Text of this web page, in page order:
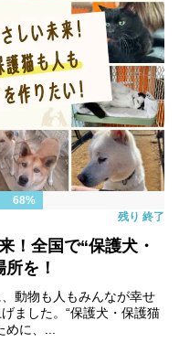
68%
残り 終了
！全国で“保護犬・
を！
動物も人もみんなが幸せ
ました。“保護犬・保護猫
に、...